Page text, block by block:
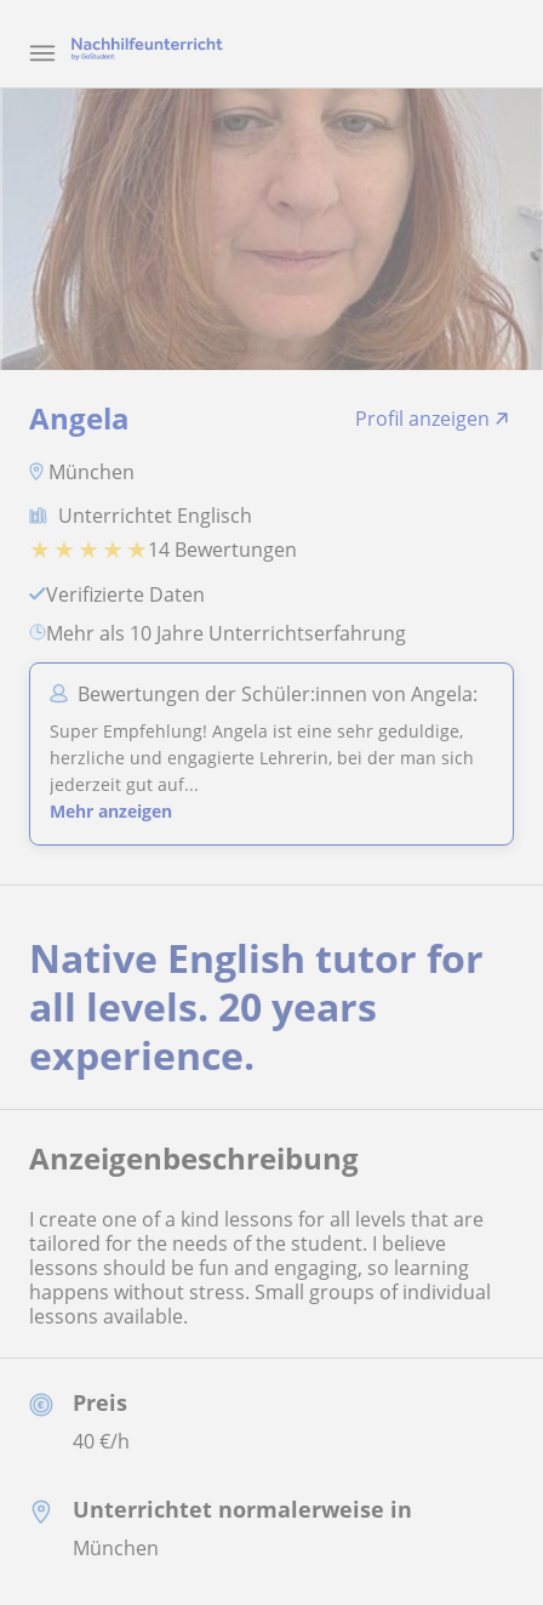
Angela
Profil anzeigen
München
Unterrichtet Englisch
★ ★ ★ ★ ★14 Bewertungen
Verifizierte Daten
Mehr als 10 Jahre Unterrichtserfahrung
Bewertungen der Schüler:innen von Angela:
Super Empfehlung! Angela ist eine sehr geduldige,
herzliche und engagierte Lehrerin, bei der man sich
jederzeit gut auf...
Mehr anzeigen
Preis
40€/h
Unterrichtet normalerweise in
München
Native English tutor for
all levels. 20 years
experience.
Anzeigenbeschreibung
I create one of a kind lessons for all levels that are
tailored for the needs of the student. I believe
lessons should be fun and engaging, so learning
happens without stress. Small groups of individual
lessons available.